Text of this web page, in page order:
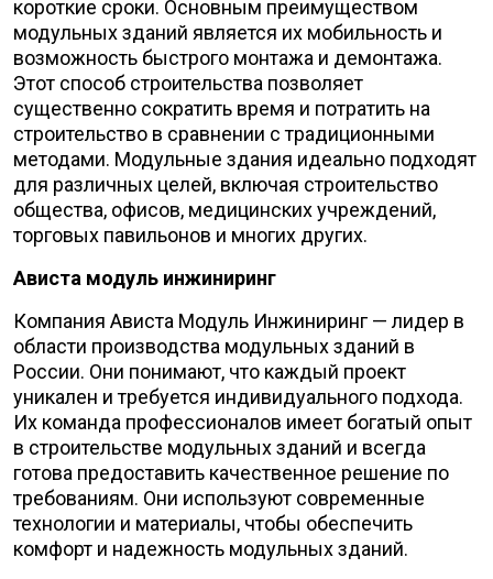
короткие сроки. Основным преимуществом
модульных зданий является их мобильность и
возможность быстрого монтажа и демонтажа.
Этот способ строительства позволяет
существенно сократить время и потратить на
строительство в сравнении с традиционными
методами. Модульные здания идеально подходят
для различных целей, включая строительство
общества, офисов, медицинских учреждений,
торговых павильонов и многих других.
Ависта модуль инжиниринг
Компания Ависта Модуль Инжиниринг — лидер в
области производства модульных зданий в
России. Они понимают, что каждый проект
уникален и требуется индивидуального подхода.
Их команда профессионалов имеет богатый опыт
в строительстве модульных зданий и всегда
готова предоставить качественное решение по
требованиям. Они используют современные
технологии и материалы, чтобы обеспечить
комфорт и надежность модульных зданий.